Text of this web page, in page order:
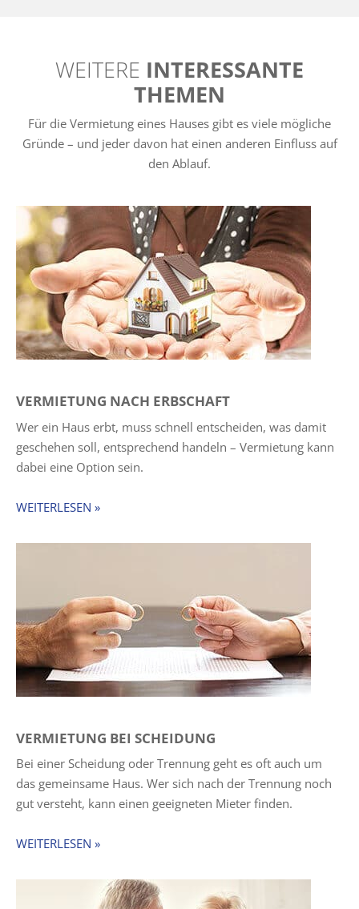
WEITERE INTERESSANTE
THEMEN
Für die Vermietung eines Hauses gibt es viele mögliche
Gründe – und jeder davon hat einen anderen Einfluss auf
den Ablauf.
VERMIETUNG NACH ERBSCHAFT
Wer ein Haus erbt, muss schnell entscheiden, was damit
geschehen soll, entsprechend handeln – Vermietung kann
dabei eine Option sein.
WEITERLESEN »
VERMIETUNG BEI SCHEIDUNG
Bei einer Scheidung oder Trennung geht es oft auch um
das gemeinsame Haus. Wer sich nach der Trennung noch
gut versteht, kann einen geeigneten Mieter finden.
WEITERLESEN »